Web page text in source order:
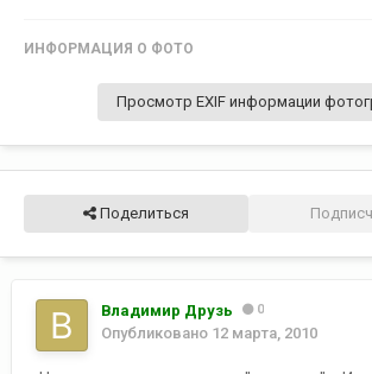
ИНФОРМАЦИЯ О ФОТО
Просмотр EXIF информации
Поделиться
Владимир Друзь 0
Опубликовано 12 марта, 2010